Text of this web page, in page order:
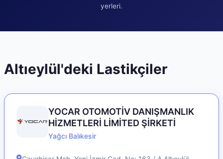
yerleri.
Altıeylül'deki Lastikçiler
YOCAR OTOMOTİV DANIŞMANLIK
HİZMETLERİ LİMİTED ŞİRKETİ
Yağcı Balıkesir